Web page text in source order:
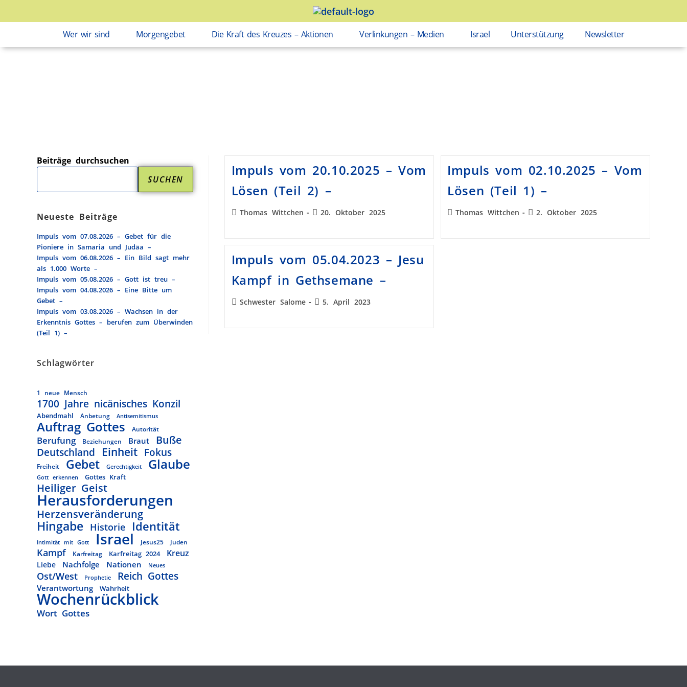
Wer wir sind Morgengebet Die Kraft des Kreuzes – Aktionen Verlinkungen – Medien Israel Unterstützung Newsletter
Impuls vom 20.10.2025 – Vom
Lösen (Teil 2) –
Thomas Wittchen 20. Oktober 2025
Impuls vom 02.10.2025 – Vom
Lösen (Teil 1) –
Thomas Wittchen 2. Oktober 2025
Impuls vom 05.04.2023 – Jesu
Kampf in Gethsemane –
Schwester Salome 5. April 2023
Beiträge durchsuchen
SUCHEN
Neueste Beiträge
Impuls vom 07.08.2026 – Gebet für die
Pioniere in Samaria und Judäa –
Impuls vom 06.08.2026 – Ein Bild sagt mehr
als 1.000 Worte –
Impuls vom 05.08.2026 – Gott ist treu –
Impuls vom 04.08.2026 – Eine Bitte um
Gebet –
Impuls vom 03.08.2026 – Wachsen in der
Erkenntnis Gottes – berufen zum Überwinden
(Teil 1) –
Schlagwörter
1 neue Mensch
1700 Jahre nicänisches Konzil
Abendmahl Anbetung Antisemitismus
Auftrag Gottes Autorität
Berufung Beziehungen Braut Buße
Deutschland Einheit Fokus
Freiheit Gebet Gerechtigkeit Glaube
Gott erkennen Gottes Kraft
Heiliger Geist
Herausforderungen
Herzensveränderung
Hingabe Historie Identität
Intimität mit Gott Israel Jesus25 Juden
Kampf Karfreitag Karfreitag 2024 Kreuz
Liebe Nachfolge Nationen Neues
Ost/West Prophetie Reich Gottes
Verantwortung Wahrheit
Wochenrückblick
Wort Gottes